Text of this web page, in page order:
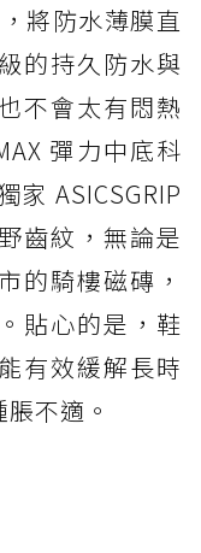
將防水薄膜直
的持久防水與
不會太有悶熱
彈力中底科
ASICSGRIP
齒紋，無論是
的騎樓磁磚，
貼心的是，鞋
有效緩解長時
不適。